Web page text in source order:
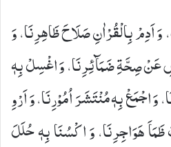
اَدِمْ بِالْقُرْاٰنِ صَلَاحَ ظَاهِرِنَا، وَ
صِحَّةِ ضَمَآئِرِنَا، وَ اغْسِلْ بِهٖ
وَ اجْمَعْ بِهٖ مُنْتَشَرَ اُمُوْرِنَا، وَ اَرْوِ
هَوَاجِرِنَا، وَ اكْسُنَا بِهٖ حُلَلَ